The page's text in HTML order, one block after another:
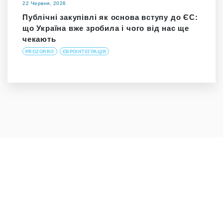
22 Червня, 2026
Публічні закупівлі як основа вступу до ЄС:
що Україна вже зробила і чого від нас ще
чекають
PROZORRO ЄВРОІНТЕГРАЦІЯ